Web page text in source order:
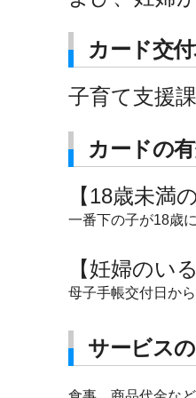
カード交
子育て支援
カードの
【18歳未満
一番下の子が18歳
【妊婦のい
母子手帳交付日か
サービス